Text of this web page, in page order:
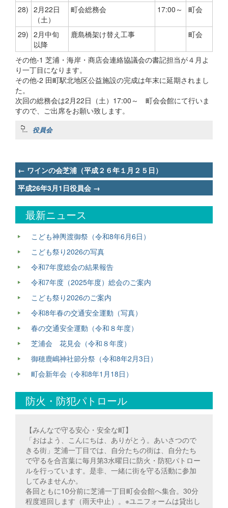
28) 2月22日
（土）
町会総務会 17:00～ 町会
29) 2月中旬
以降
鹿島橋架け替え工事 町会
その他-1 芝浦・海岸・商店会連絡協議会の書記担当が４月よ
り一丁目になります。
その他-2 田町駅北地区公益施設の完成は年末に延期されまし
た。
次回の総務会は2月22日（土）17:00～ 町会会館にて行いま
すので、ご出席をお願い致します。
役員会
Post
navigation
← ワインの会芝浦（平成２６年１月２５日）
平成26年3月1日役員会 →
最新ニュース
こども神輿渡御祭（令和8年6月6日）
こども祭り2026の写真
令和7年度総会の結果報告
令和7年度（2025年度）総会のご案内
こども祭り2026のご案内
令和8年春の交通安全運動（写真）
春の交通安全運動（令和８年度）
芝浦会 花見会（令和８年度）
御穂鹿嶋神社節分祭（令和8年2月3日）
町会新年会（令和8年1月18日）
防火・防犯パトロール
【みんなで守る安心・安全な町】
「おはよう、こんにちは、ありがとう。あいさつので
きる街」芝浦一丁目では、自分たちの街は、自分たち
で守るを合言葉に毎月第3水曜日に防火・防犯パトロー
ルを行っています。是非、一緒に街を守る活動に参加
してみませんか。
各回ともに10分前に芝浦一丁目町会会館へ集合。30分
程度巡回します（雨天中止）。※ユニフォームは貸出し